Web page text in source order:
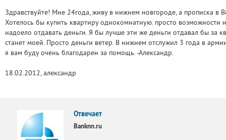
Здравствуйте! Мне 24года, живу в нижнем новгороде, а прописка в
Хотелось бы купить квартиру однокомнатную. просто возможности
надоело отдавать деньги. Я бы лучше эти же деньги отдавал бы за
станет моей. Просто деньги ветер. В нижнем отслужил 3 года в
я вам буду очень благодарен за помощь. -Александр.
18.02.2012, александр
Отвечает
Banknn.ru